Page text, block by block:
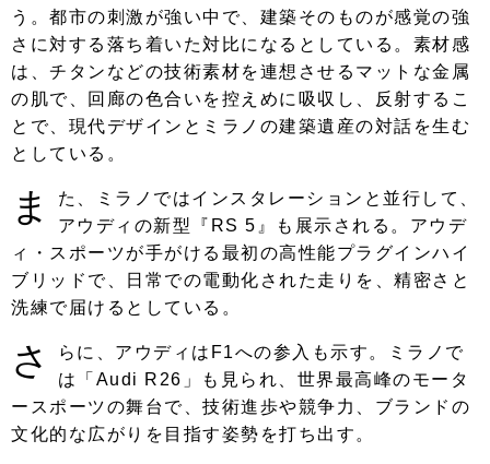
う。都市の刺激が強い中で、建築そのものが感覚の強
さに対する落ち着いた対比になるとしている。素材感
は、チタンなどの技術素材を連想させるマットな金属
の肌で、回廊の色合いを控えめに吸収し、反射するこ
とで、現代デザインとミラノの建築遺産の対話を生む
としている。
ま
た、ミラノではインスタレーションと並行して、
アウディの新型『RS 5』も展示される。アウデ
ィ・スポーツが手がける最初の高性能プラグインハイ
ブリッドで、日常での電動化された走りを、精密さと
洗練で届けるとしている。
さ
らに、アウディはF1への参入も示す。ミラノで
は「Audi R26」も見られ、世界最高峰のモータ
ースポーツの舞台で、技術進歩や競争力、ブランドの
文化的な広がりを目指す姿勢を打ち出す。